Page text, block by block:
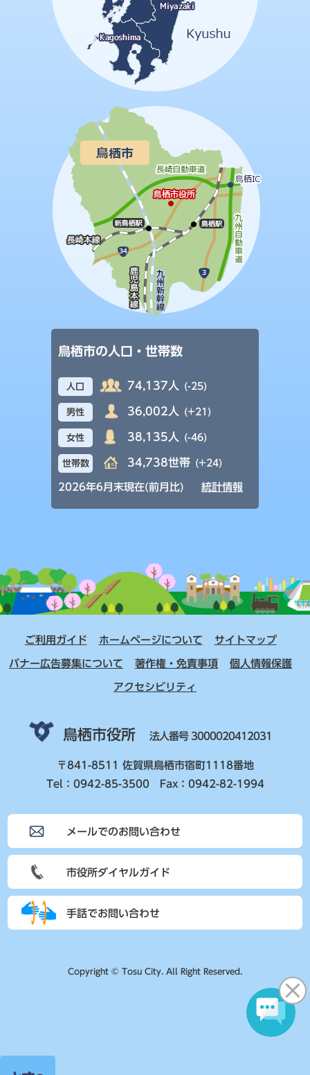
鳥栖市の人口・世帯数
人口 74,137人 (-25)
男性 36,002人 (+21)
女性 38,135人 (-46)
世帯数 34,738世帯 (+24)
2026年6月末現在(前月比) 統計情報
ご利用ガイド ホームページについて サイトマップ
バナー広告募集について 著作権・免責事項 個人情報保護
アクセシビリティ
鳥栖市役所 法人番号 3000020412031
〒841-8511 佐賀県鳥栖市宿町1118番地
Tel：0942-85-3500 Fax：0942-82-1994
メールでのお問い合わせ
市役所ダイヤルガイド
手話でお問い合わせ
Copyright © Tosu City. All Right Reserved.